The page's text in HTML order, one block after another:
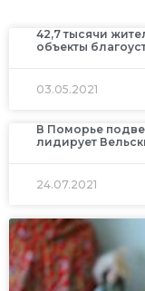
42,7 тысячи
объекты
03.05.2021
В Поморье
лидирует
24.07.2021